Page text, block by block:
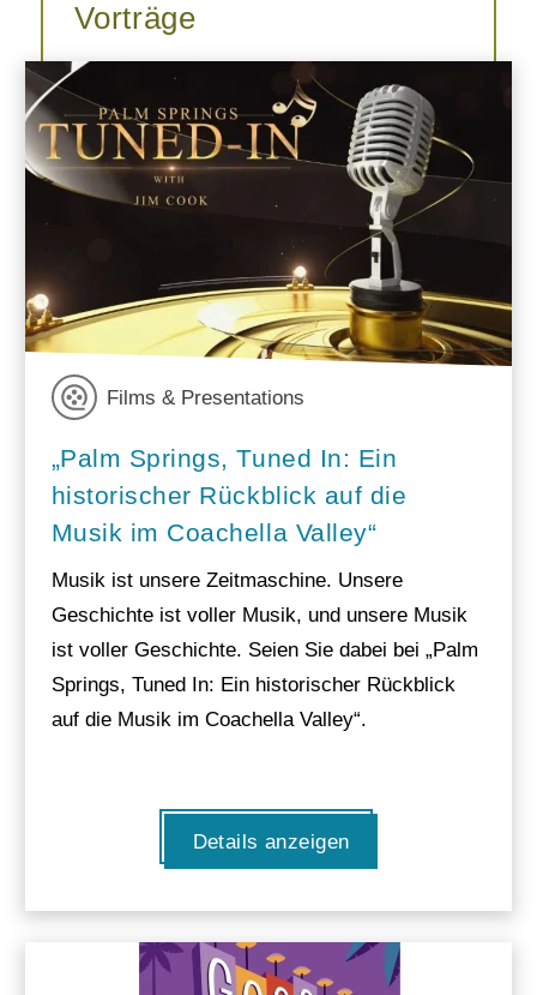
Vorträge
Films & Presentations
„Palm Springs, Tuned In: Ein
historischer Rückblick auf die
Musik im Coachella Valley“
Musik ist unsere Zeitmaschine. Unsere
Geschichte ist voller Musik, und unsere Musik
ist voller Geschichte. Seien Sie dabei bei „Palm
Springs, Tuned In: Ein historischer Rückblick
auf die Musik im Coachella Valley“.
Details anzeigen